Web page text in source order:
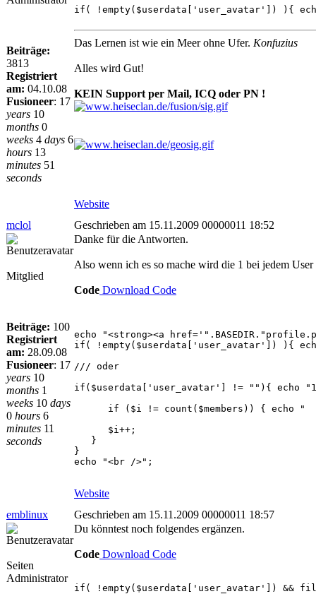
Beiträge:
3813
Registriert
am: 04.10.08
Fusioneer: 17
years 10
months 0
weeks 4 days 6
hours 13
minutes 51
seconds
if( !empty($userdata['user_avatar']) ){
Das Lernen ist wie ein Meer ohne Ufer. Konfuzius
Alles wird Gut!
KEIN Support per Mail, ICQ oder PN !
Website
mclol
Geschrieben am 15.11.2009 00000011 18:52
Mitglied
Beiträge: 100
Registriert
am: 28.09.08
Fusioneer: 17
years 10
months 1
weeks 10 days
0 hours 6
minutes 11
seconds
Danke für die Antworten.
Also wenn ich es so mache wird die 1 bei jedem
Code Download Code
echo "<strong><a
if( !empty($userdata['user_avatar']) ){
/// oder
if($userdata['user_avatar'] != ""){ echo
if ($i != count($members)) { echo "
$i++;
}
}
echo "<br />";
Website
emblinux
Geschrieben am 15.11.2009 00000011 18:57
Seiten
Administrator
Du könntest noch folgendes ergänzen.
Code Download Code
if( !empty($userdata['user_avatar']) &&